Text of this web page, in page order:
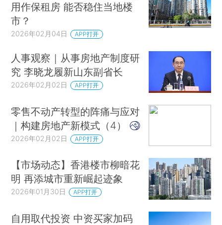
用作保租房 能否稳住当地楼
市？
2026年02月04日 APP打开
人事观察｜从事房地产制度研
究 李晓龙履新山东副省长
2026年02月02日 APP打开
零售不动产转型的阵痛与应对
｜构建房地产新模式（4）
2026年02月02日 APP打开
【市场动态】香港楼市柳暗花
明 再添城市重新崛起迹象
2026年01月30日 APP打开
自用取代投资 中资买家加码